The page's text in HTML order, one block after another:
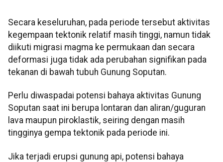
Secara keseluruhan, pada periode tersebut aktivitas
kegempaan tektonik relatif masih tinggi, namun tidak
diikuti migrasi magma ke permukaan dan secara
deformasi juga tidak ada perubahan signifikan pada
tekanan di bawah tubuh Gunung Soputan.
Perlu diwaspadai potensi bahaya aktivitas Gunung
Soputan saat ini berupa lontaran dan aliran/guguran
lava maupun piroklastik, seiring dengan masih
tingginya gempa tektonik pada periode ini.
Jika terjadi erupsi gunung api, potensi bahaya